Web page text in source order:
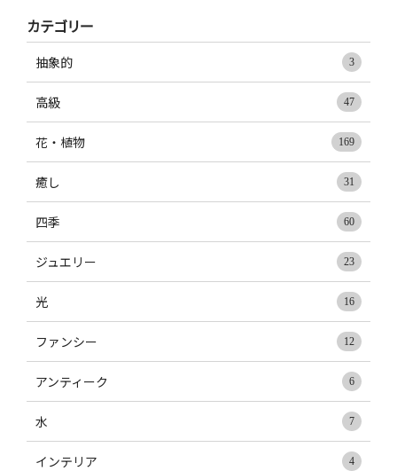
カテゴリー
抽象的 3
高級 47
花・植物 169
癒し 31
四季 60
ジュエリー 23
光 16
ファンシー 12
アンティーク 6
水 7
インテリア 4